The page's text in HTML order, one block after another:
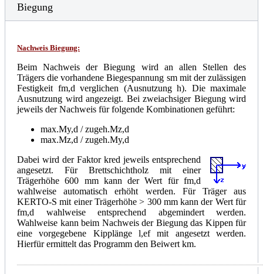
Biegung
Nachweis Biegung:
Beim Nachweis der Biegung wird an allen Stellen des
Trägers die vorhandene Biegespannung sm mit der zulässigen
Festigkeit fm,d verglichen (Ausnutzung h). Die maximale
Ausnutzung wird angezeigt. Bei zweiachsiger Biegung wird
jeweils der Nachweis für folgende Kombinationen geführt:
max.My,d / zugeh.Mz,d
max.Mz,d / zugeh.My,d
Dabei wird der Faktor kred jeweils entsprechend
angesetzt. Für Brettschichtholz mit einer
Trägerhöhe 600 mm kann der Wert für fm,d
wahlweise automatisch erhöht werden. Für Träger aus
KERTO-S mit einer Trägerhöhe > 300 mm kann der Wert für
fm,d wahlweise entsprechend abgemindert werden.
Wahlweise kann beim Nachweis der Biegung das Kippen für
eine vorgegebene Kipplänge l,ef mit angesetzt werden.
Hierfür ermittelt das Programm den Beiwert km.